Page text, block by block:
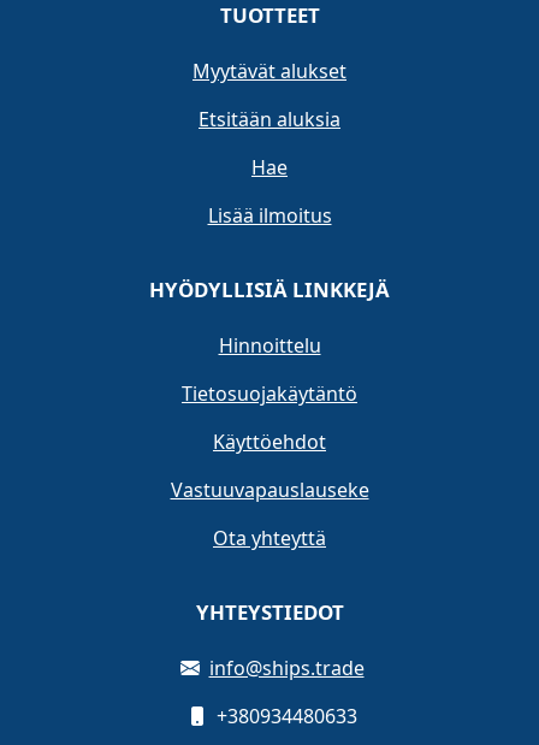
TUOTTEET
Myytävät alukset
Etsitään aluksia
Hae
Lisää ilmoitus
HYÖDYLLISIÄ LINKKEJÄ
Hinnoittelu
Tietosuojakäytäntö
Käyttöehdot
Vastuuvapauslauseke
Ota yhteyttä
YHTEYSTIEDOT
info@ships.trade
+380934480633